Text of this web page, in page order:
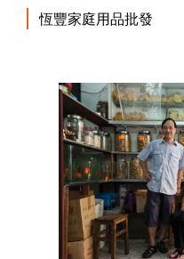
恆豐家庭用品批發